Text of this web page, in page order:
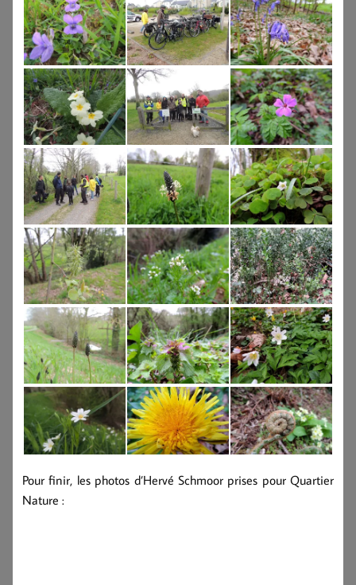
Pour finir, les photos d’Hervé Schmoor prises pour Quartier
Nature :